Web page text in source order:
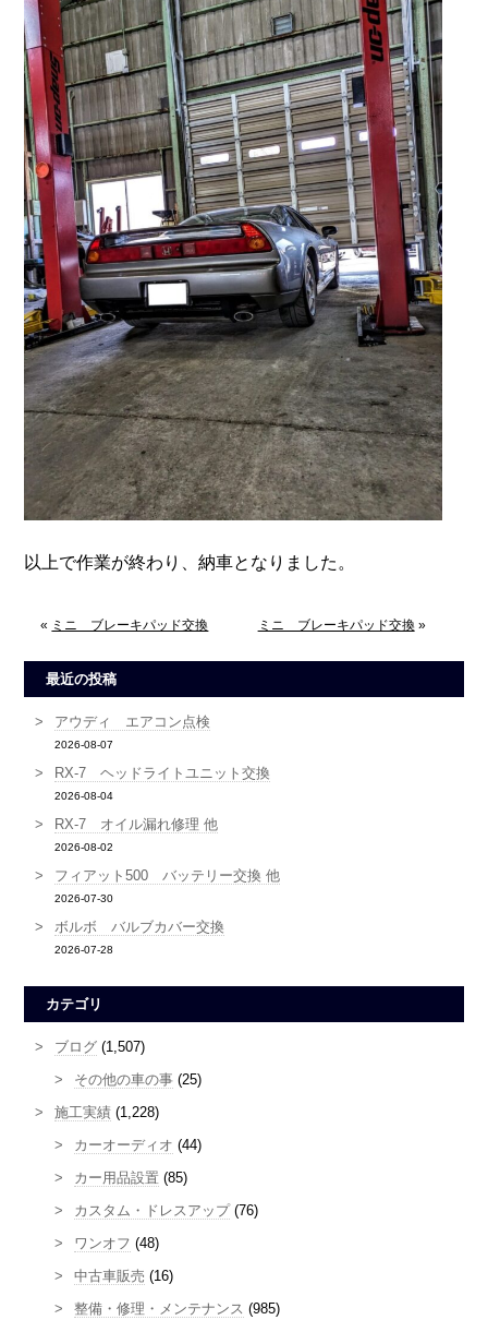
以上で作業が終わり、納車となりました。
« ミニ ブレーキパッド交換 ミニ ブレーキパッド交換»
最近の投稿
アウディ エアコン点検
2026-08-07
RX-7 ヘッドライトユニット交換
2026-08-04
RX-7 オイル漏れ修理 他
2026-08-02
フィアット500 バッテリー交換 他
2026-07-30
ボルボ バルブカバー交換
2026-07-28
カテゴリ
ブログ (1,507)
その他の車の事 (25)
施工実績 (1,228)
カーオーディオ (44)
カー用品設置 (85)
カスタム・ドレスアップ(76)
ワンオフ (48)
中古車販売 (16)
整備・修理・メンテナンス (985)